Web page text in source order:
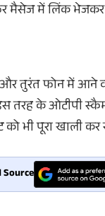
मैसेज में लिंक भेजकर
तुरंत फोन में आने
के ओटीपी
भी पूरा खाली कर